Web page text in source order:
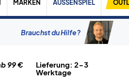
MARKEN AUSSENSPIEL
Brauchst du Hilfe?
99 €
Lieferung: 2-3
Werktage